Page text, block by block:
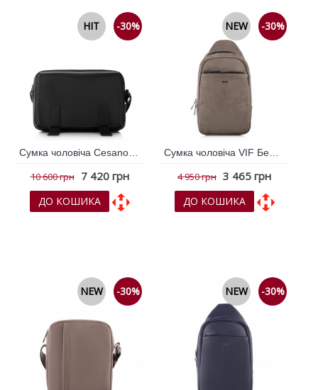
-30%
HIT
10 600 грн 7 420 грн
ДО КОШИКА
-30%
NEW
4 950 грн 3 465 грн
ДО КОШИКА
-30%
NEW -30%
NEW